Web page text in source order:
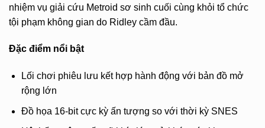
nhiệm vụ giải cứu Metroid sơ sinh cuối cùng khỏi tổ chức
tội phạm không gian do Ridley cầm đầu.
Đặc điểm nổi bật
Lối chơi phiêu lưu kết hợp hành động với bản đồ mở
rộng lớn
Đồ họa 16-bit cực kỳ ấn tượng so với thời kỳ SNES